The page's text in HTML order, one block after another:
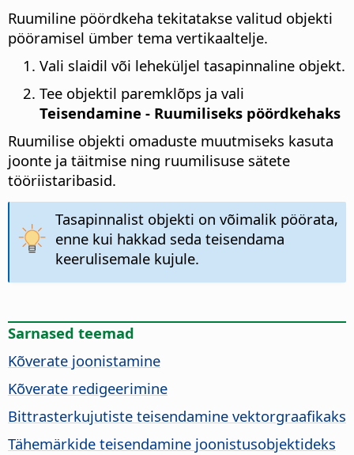
Ruumiline pöördkeha tekitatakse valitud objekti
pööramisel ümber tema vertikaaltelje.
Vali slaidil või leheküljel tasapinnaline objekt.
Tee objektil paremklõps ja vali
Teisendamine - Ruumiliseks pöördkehaks
Ruumilise objekti omaduste muutmiseks kasuta
joonte ja täitmise ning ruumilisuse sätete
tööriistaribasid.
Tasapinnalist objekti on võimalik pöörata,
enne kui hakkad seda teisendama
keerulisemale kujule.
Sarnased teemad
Kõverate joonistamine
Kõverate redigeerimine
Bittrasterkujutiste teisendamine vektorgraafikaks
Tähemärkide teisendamine joonistusobjektideks